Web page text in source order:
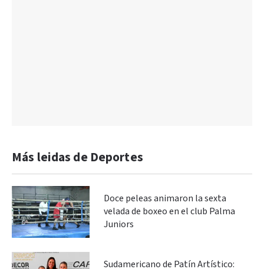
Más leidas de Deportes
Doce peleas animaron la sexta
velada de boxeo en el club Palma
Juniors
Sudamericano de Patín Artístico: